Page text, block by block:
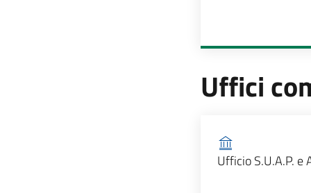
Uffici
Ufficio
Ufficio S.U.A.P.